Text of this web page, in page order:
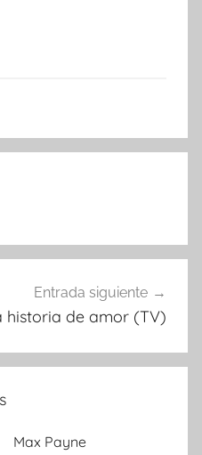
Entrada siguiente
historia de amor (TV)
Max Payne